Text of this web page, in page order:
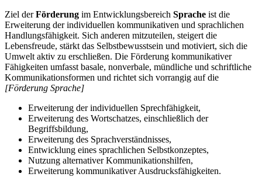
Ziel derFörderung im Entwicklungsbereich Sprache ist die
Erweiterung der individuellen kommunikativen und sprachlichen
Handlungsfähigkeit. Sich anderen mitzuteilen, steigert die
Lebensfreude, stärkt das Selbstbewusstsein und motiviert, sich die
Umwelt aktiv zu erschließen. Die Förderung kommunikativer
Fähigkeiten umfasst basale, nonverbale, mündliche und schriftliche
Kommunikationsformen und richtet sich vorrangig auf die
[Förderung Sprache]
Erweiterung der individuellen Sprechfähigkeit,
Erweiterung des Wortschatzes, einschließlich der
Begriffsbildung,
Erweiterung des Sprachverständnisses,
Entwicklung eines sprachlichen Selbstkonzeptes,
Nutzung alternativer Kommunikationshilfen,
Erweiterung kommunikativer Ausdrucksfähigkeiten.